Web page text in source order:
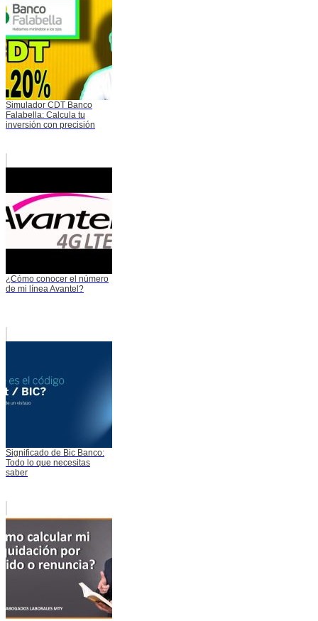
Simulador CDT Banco
Falabella: Calcula tu
inversión con precisión
¿Cómo conocer el número
de mi línea Avantel?
Significado de Bic Banco:
Todo lo que necesitas
saber